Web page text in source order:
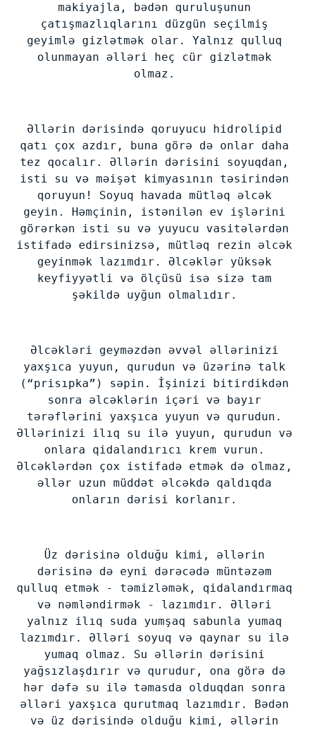
makiyajla, bədən quruluşunun
çatışmazlıqlarını düzgün seçilmiş
geyimlə gizlətmək olar. Yalnız qulluq
olunmayan əlləri heç cür gizlətmək
olmaz.
Əllərin dərisində qoruyucu hidrolipid
qatı çox azdır, buna görə də onlar daha
tez qocalır. Əllərin dərisini soyuqdan,
isti su və məişət kimyasının təsirindən
qoruyun! Soyuq havada mütləq əlcək
geyin. Həmçinin, istənilən ev işlərini
görərkən isti su və yuyucu vasitələrdən
istifadə edirsinizsə, mütləq rezin əlcək
geyinmək lazımdır. Əlcəklər yüksək
keyfiyyətli və ölçüsü isə sizə tam
şəkildə uyğun olmalıdır.
Əlcəkləri geyməzdən əvvəl əllərinizi
yaxşıca yuyun, qurudun və üzərinə talk
(“prisıpka”) səpin. İşinizi bitirdikdən
sonra əlcəklərin içəri və bayır
tərəflərini yaxşıca yuyun və qurudun.
Əllərinizi ilıq su ilə yuyun, qurudun və
onlara qidalandırıcı krem vurun.
Əlcəklərdən çox istifadə etmək də olmaz,
əllər uzun müddət əlcəkdə qaldıqda
onların dərisi korlanır.
Üz dərisinə olduğu kimi, əllərin
dərisinə də eyni dərəcədə müntəzəm
qulluq etmək - təmizləmək, qidalandırmaq
və nəmləndirmək - lazımdır. Əlləri
yalnız ilıq suda yumşaq sabunla yumaq
lazımdır. Əlləri soyuq və qaynar su ilə
yumaq olmaz. Su əllərin dərisini
yağsızlaşdırır və qurudur, ona görə də
hər dəfə su ilə təmasda olduqdan sonra
əlləri yaxşıca qurutmaq lazımdır. Bədən
və üz dərisində olduğu kimi, əllərin